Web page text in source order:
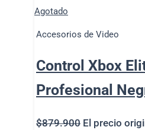
Agotado
Accesorios de Video
Control Xbox
Profesional
$879.900 El precio